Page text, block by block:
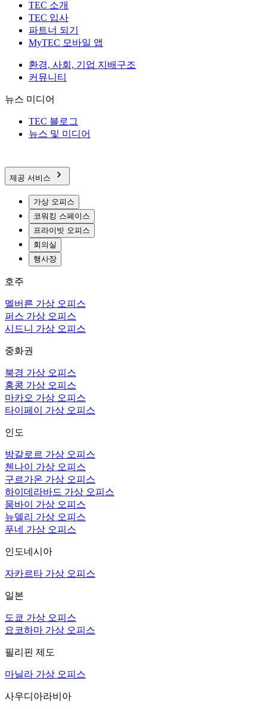
TEC 소개
TEC 입사
파트너 되기
MyTEC 모바일 앱
환경, 사회, 기업 지배구조
커뮤니티
뉴스 미디어
TEC 블로그
뉴스 및 미디어
제공 서비스
가상 오피스
코워킹 스페이스
프라이빗 오피스
회의실
행사장
호주
멜버른 가상 오피스
퍼스 가상 오피스
시드니 가상 오피스
중화권
북경 가상 오피스
홍콩 가상 오피스
마카오 가상 오피스
타이페이 가상 오피스
인도
방갈로르 가상 오피스
첸나이 가상 오피스
구르가온 가상 오피스
하이데라바드 가상 오피스
뭄바이 가상 오피스
뉴델리 가상 오피스
푸네 가상 오피스
인도네시아
자카르타 가상 오피스
일본
도쿄 가상 오피스
요코하마 가상 오피스
필리핀 제도
마닐라 가상 오피스
사우디아라비아